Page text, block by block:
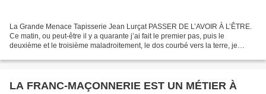
La Grande Menace Tapisserie Jean Lurçat PASSER DE L’AVOIR À L’ÊTRE.
Ce matin, ou peut-être il y a quarante j’ai fait le premier pas, puis le
deuxième et le troisième maladroitement, le dos courbé vers la terre, je
LA FRANC-MAÇONNERIE EST UN MÉTIER À